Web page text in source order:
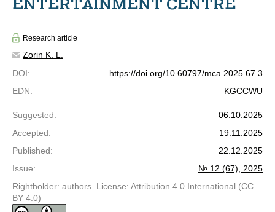
ENTERTAINMENT CENTRE
Research article
Zorin K. L.
DOI:
https://doi.org/10.60797/mca.2025.67.3
EDN: KGCCWU
Suggested:
06.10.2025
Accepted:
19.11.2025
Published:
22.12.2025
Issue:
№ 12 (67), 2025
Rightholder: authors. License: Attribution 4.0 International (CC
BY 4.0)